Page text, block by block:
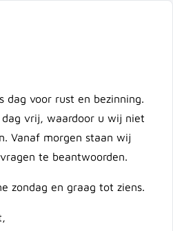
dag voor rust en bezinning.
vrij, waardoor u wij niet
Vanaf morgen staan wij
te beantwoorden.
zondag en graag tot ziens.
PITZL HVP 40x130x12 mm